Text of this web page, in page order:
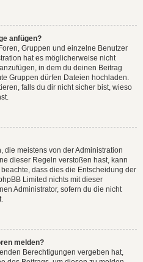
anfügen?
Gruppen und einzelne Benutzer
hat es möglicherweise nicht
in dem du deinen Beitrag
Gruppen dürfen Dateien hochladen.
falls du dir nicht sicher bist, wieso
die meistens von der Administration
dieser Regeln verstoßen hast, kann
dass dies die Entscheidung der
Limited nichts mit dieser
Administrator, sofern du die nicht
melden?
Berechtigungen vergeben hat,